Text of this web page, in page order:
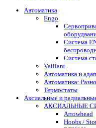
Автоматика
Engo
Система
Система
Vaillant
Автоматика и
Автоматика:
Термостаты
Аксиальные и
АКСИАЛЬНЫЕ
Arrowhead
Hoobs /